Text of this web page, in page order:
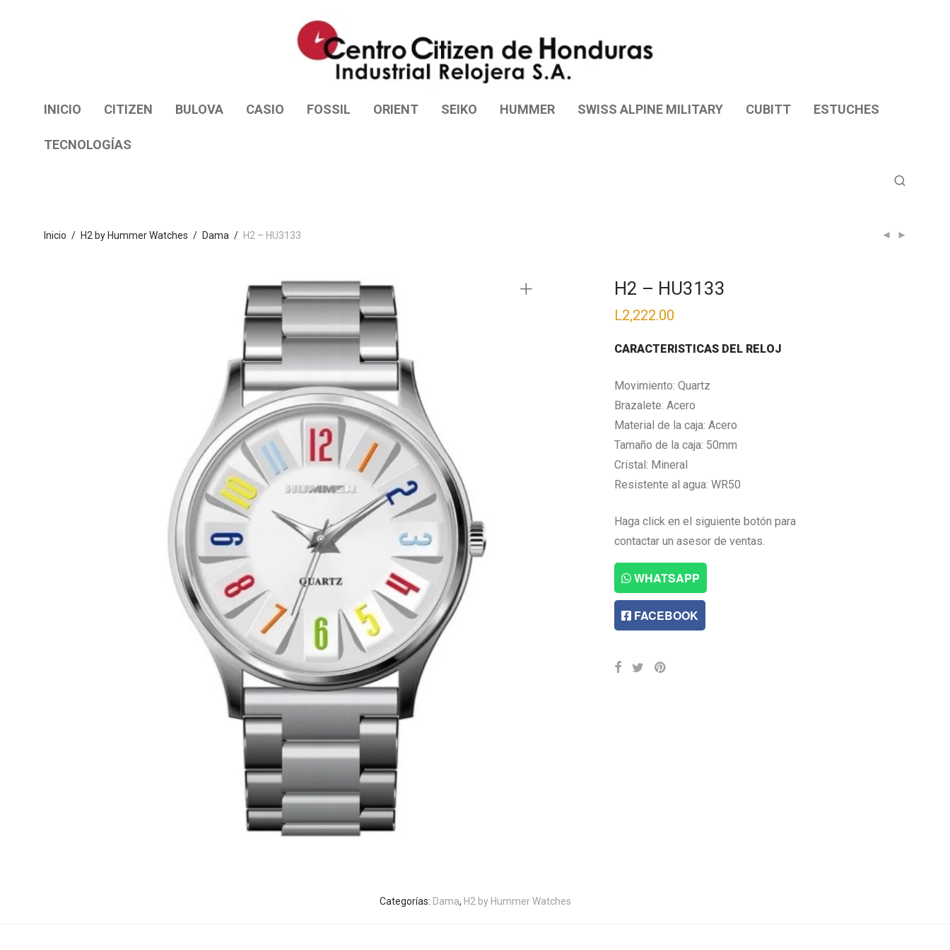
INICIO CITIZEN BULOVA CASIO FOSSIL ORIENT SEIKO HUMMER SWISS ALPINE MILITARY CUBITT ESTUCHES
TECNOLOGÍAS
Inicio / H2 by Hummer Watches / Dama / H2 – HU3133
H2 – HU3133
L2,222.00
CARACTERISTICAS DEL RELOJ
Movimiento: Quartz
Brazalete: Acero
Material de la caja: Acero
Tamaño de la caja: 50mm
Cristal: Mineral
Resistente al agua: WR50
Haga click en el siguiente botón para
contactar un asesor de ventas.
WHATSAPP
FACEBOOK
Categorías: Dama, H2 by Hummer Watches